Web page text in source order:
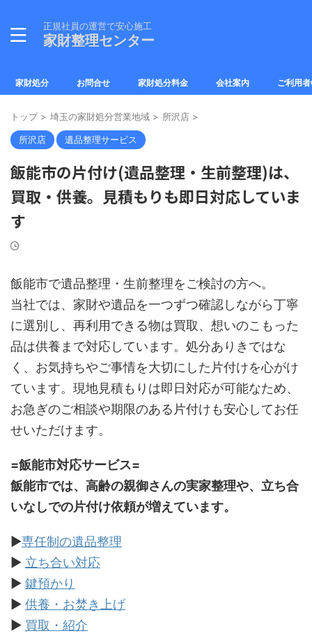
正規社員の運営で安心施工
家財整理センター
家財処分 お問合せ 家財処分料金 会社案内 ご利用
トップ > 埼玉の家財処分営業地域 > 所沢店 >
所沢店 遺品整理サービス
飯能市の片付け(遺品整理・生前整理)は、
買取・供養。見積もりも即日対応していま
す
飯能市で遺品整理・生前整理をご検討の方へ。
当社では、家財や遺品を一つずつ確認しながら丁寧
に選別し、再利用できる物は買取、想いのこもった
品は供養まで対応しています。処分ありきではな
く、お気持ちやご事情を大切にした片付けを心がけ
ています。現地見積もりは即日対応が可能なため、
お急ぎのご相談や期限のある片付けも安心してお任
せいただけます。
=飯能市対応サービス=
飯能市では、高齢の親御さんの実家整理や、立ち合
いなしでの片付け依頼が増えています。
▶専任制の遺品整理
▶ 立ち合い対応
▶ 鍵預かり
▶ 供養・お焚き上げ
▶ 買取・紹介